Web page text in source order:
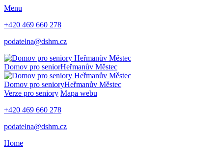
Menu
+420 469 660 278
podatelna@dshm.cz
Domov pro seniorHeřmanův Městec
Domov pro senioryHeřmanův Městec
Verze pro seniory Mapa webu
+420 469 660 278
podatelna@dshm.cz
Home